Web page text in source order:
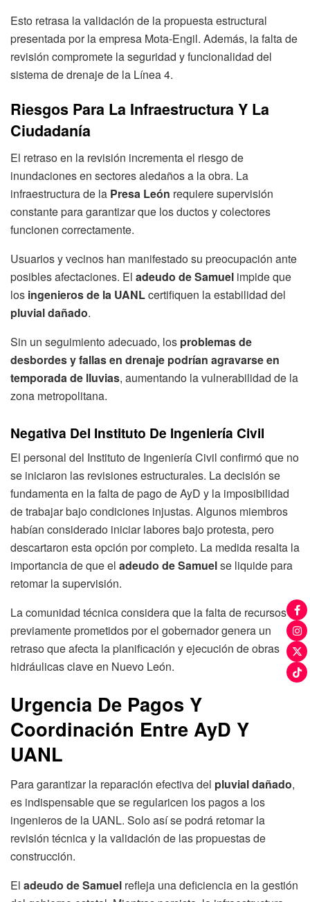
Esto retrasa la validación de la propuesta estructural
presentada por la empresa Mota-Engil. Además, la falta de
revisión compromete la seguridad y funcionalidad del
sistema de drenaje de la Línea 4.
Riesgos Para La Infraestructura Y La
Ciudadanía
El retraso en la revisión incrementa el riesgo de
inundaciones en sectores aledaños a la obra. La
infraestructura de la Presa León requiere supervisión
constante para garantizar que los ductos y colectores
funcionen correctamente.
Usuarios y vecinos han manifestado su preocupación ante
posibles afectaciones. El adeudo de Samuel impide que
los ingenieros de la UANLcertifiquen la estabilidad del
pluvial dañado.
Sin un seguimiento adecuado, los problemas de
desbordes y fallas en drenaje podrían agravarse en
temporada de lluvias, aumentando la vulnerabilidad de la
zona metropolitana.
Negativa Del Instituto De Ingeniería Civil
El personal del Instituto de Ingeniería Civil confirmó que no
se iniciaron las revisiones estructurales. La decisión se
fundamenta en la falta de pago de AyD y la imposibilidad
de trabajar bajo condiciones injustas. Algunos miembros
habían considerado iniciar labores bajo protesta, pero
descartaron esta opción por completo. La medida resalta la
importancia de que el adeudo de Samuelse liquide para
retomar la supervisión.
La comunidad técnica considera que la falta de recursos
previamente prometidos por el gobernador genera un
retraso que afecta la planificación y ejecución de obras
hidráulicas clave en Nuevo León.
Urgencia De Pagos Y
Coordinación Entre AyD Y
UANL
Para garantizar la reparación efectiva del pluvial dañado,
es indispensable que se regularicen los pagos a los
ingenieros de la UANL. Solo así se podrá retomar la
revisión técnica y la validación de las propuestas de
construcción.
El adeudo de Samuel refleja una deficiencia en la gestión